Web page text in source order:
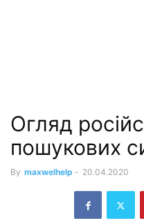
Огляд
пошукових
By maxwelhelp - 20.04.2020